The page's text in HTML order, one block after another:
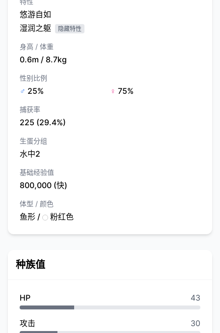
悠游自如
湿润之躯
隐藏特性
身高 / 体重
0.6m / 8.7kg
性别比例
♂ 25% ♀ 75%
捕获率
225 (29.4%)
生蛋分组
水中2
基础经验值
800,000 (快)
体型 / 颜色
鱼形 / 粉红色
种族值
HP 43
攻击 30